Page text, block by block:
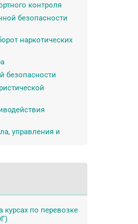
контроля
безопасности
наркотических
безопасности
управления и
курсах по перевозке